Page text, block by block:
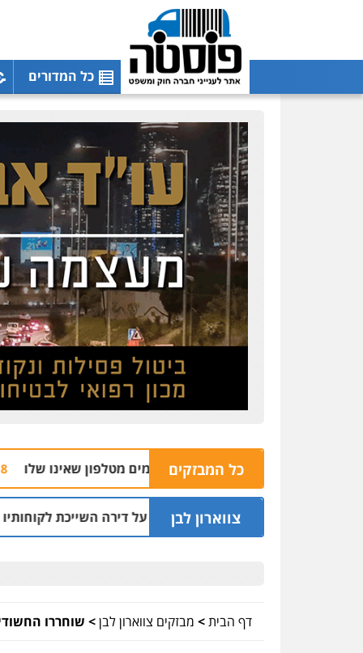
כל המדורים
כל המבזקים 04.08 | 16:32
צווארון לבן
שני מיליון שקל על דירה השייכת לקוחותיו 03.08 | 19:52
דף הבית> מבזקים צווארון לבן> שוחררו